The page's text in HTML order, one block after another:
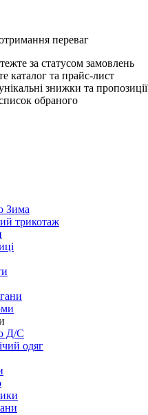
переваг
за статусом замовлень
каталог та прайс-лист
знижки та пропозиції
обраного
Зима
трикотаж
Д/С
одяг